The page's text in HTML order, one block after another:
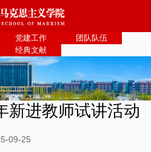
中国)唯一官方网站
党建工作
团队队伍
经典文献
新进教师试讲活动
09-25